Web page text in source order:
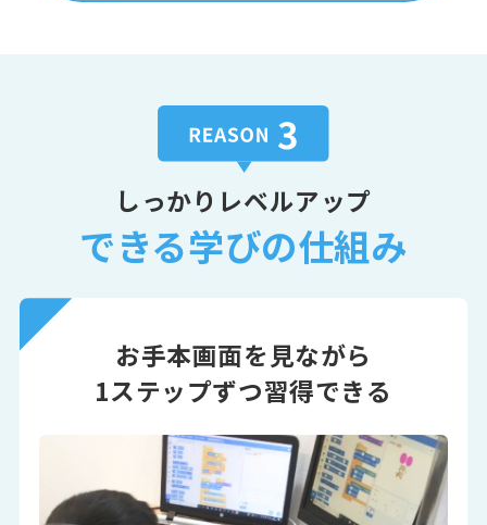
しっかりレベルアップ
できる学びの仕組み
お手本画面を見ながら
1ステップずつ習得できる